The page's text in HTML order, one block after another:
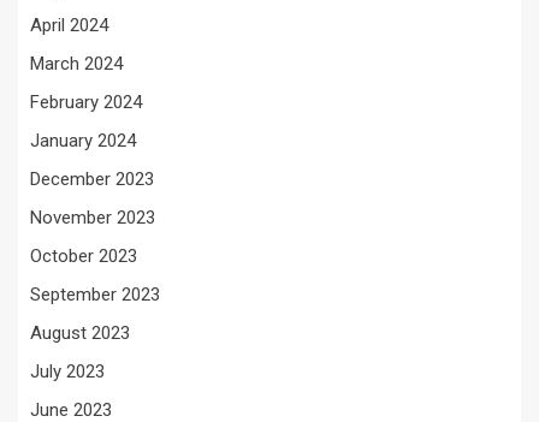
April 2024
March 2024
February 2024
January 2024
December 2023
November 2023
October 2023
September 2023
August 2023
July 2023
June 2023